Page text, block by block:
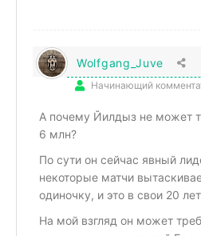
Wolfgang_Juve
Начинающий
А почему Йилдыз не может
6 млн?
По сути он сейчас явный
некоторые матчи
одиночку, и это в свои 20 лет
На мой взгляд он может